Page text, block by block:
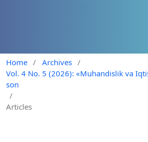
Home / Archives /
Vol. 4 No. 5 (2026): «Muhandislik va
son
/
Articles